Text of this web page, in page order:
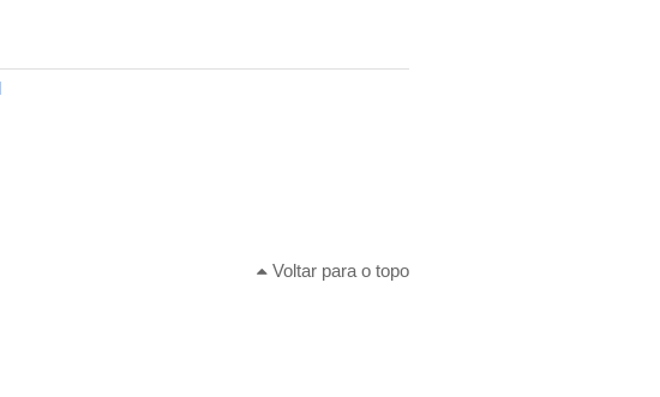
Voltar para o topo